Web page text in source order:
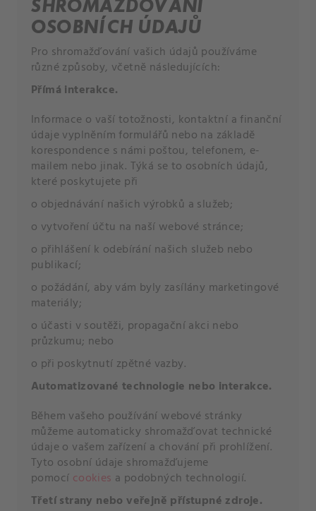
SHROMAŽĎOVÁNÍ
OSOBNÍCH ÚDAJŮ
Pro shromažďování vašich údajů používáme
různé způsoby, včetně následujících:
Přímá interakce.
Informace o vaší totožnosti, kontaktní a finanční
údaje vyplněním formulářů nebo na základě
korespondence s námi poštou, telefonem, e-
mailem nebo jinak. Týká se to osobních údajů,
které poskytujete při
o objednávání našich výrobků a služeb;
o vytvoření účtu na naší webové stránce;
o přihlášení k odebírání našich služeb nebo
publikací;
o požádání, aby vám byly zasílány marketingové
materiály;
o účasti v soutěži, propagační akci nebo
průzkumu; nebo
o při poskytnutí zpětné vazby.
Automatizované technologie nebo interakce.
Během vašeho používání webové stránky
můžeme automaticky shromažďovat technické
údaje o vašem zařízení a chování při prohlížení.
Tyto osobní údaje shromažďujeme
pomocí cookies a podobných technologií.
Třetí strany nebo veřejně přístupné zdroje.